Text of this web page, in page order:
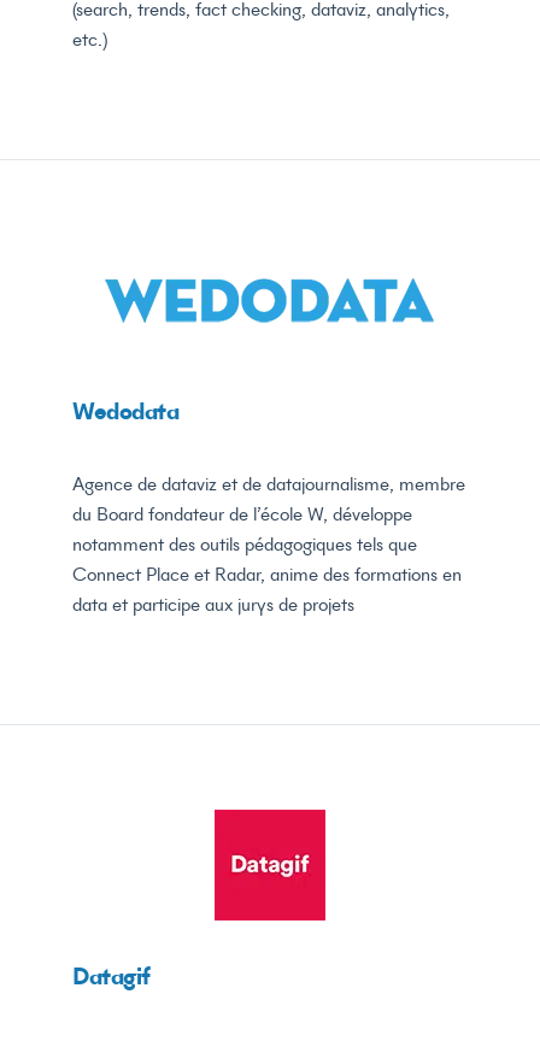
(search, trends, fact checking, dataviz, analytics,
etc.)
Wedodata
Agence de dataviz et de datajournalisme, membre
du Board fondateur de l’école W, développe
notamment des outils pédagogiques tels que
Connect Place et Radar, anime des formations en
data et participe aux jurys de projets
Datagif